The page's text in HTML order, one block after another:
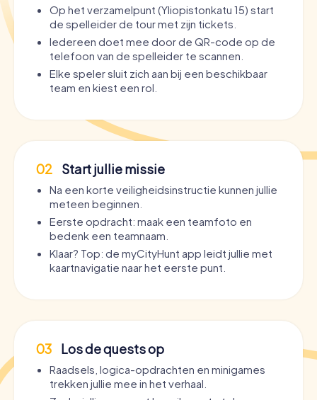
Op het verzamelpunt (Yliopistonkatu 15) start
de spelleider de tour met zijn tickets.
Iedereen doet mee door de QR-code op de
telefoon van de spelleider te scannen.
Elke speler sluit zich aan bij een beschikbaar
team en kiest een rol.
02 Start jullie missie
Na een korte veiligheidsinstructie kunnen jullie
meteen beginnen.
Eerste opdracht: maak een teamfoto en
bedenk een teamnaam.
Klaar? Top: de myCityHunt app leidt jullie met
kaartnavigatie naar het eerste punt.
03 Los de quests op
Raadsels, logica-opdrachten en minigames
trekken jullie mee in het verhaal.